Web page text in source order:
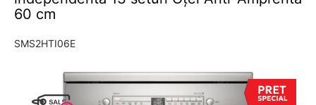
60 cm
SMS2HTI06E